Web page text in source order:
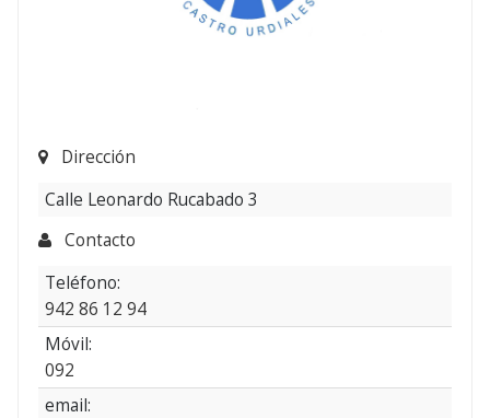
Dirección
Calle Leonardo Rucabado 3
Contacto
Teléfono:
942 86 12 94
Móvil:
092
email: